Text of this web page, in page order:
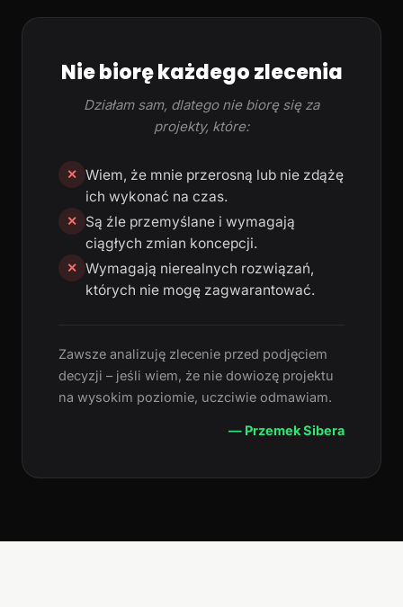
Nie biorę każdego zlecenia
Działam sam, dlatego nie biorę się za
projekty, które:
✕ Wiem, że mnie przerosną lub nie zdążę
ich wykonać na czas.
✕
Są źle przemyślane i wymagają
ciągłych zmian koncepcji.
✕ Wymagają nierealnych rozwiązań,
których nie mogę zagwarantować.
Zawsze analizuję zlecenie przed podjęciem
decyzji – jeśli wiem, że nie dowiozę projektu
na wysokim poziomie, uczciwie odmawiam.
— Przemek Sibera